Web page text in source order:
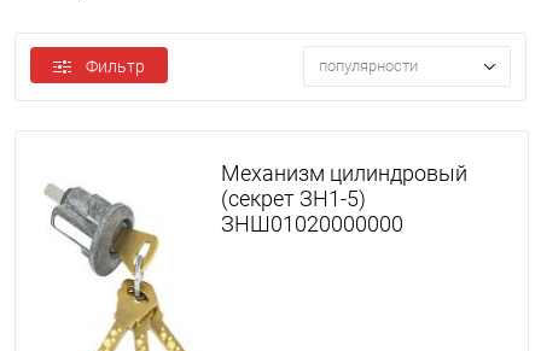
Фильтр популярности
Механизм цилиндровый
(секрет ЗН1-5)
ЗНШ01020000000